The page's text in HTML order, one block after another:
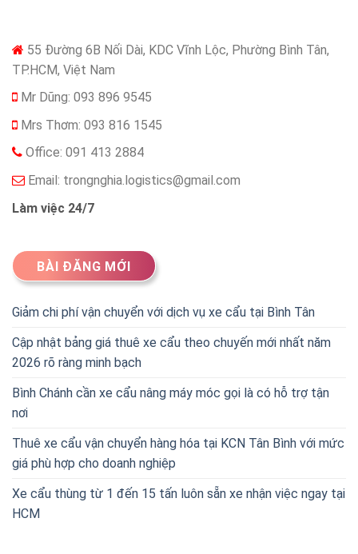
55 Đường 6B Nối Dài, KDC Vĩnh Lộc, Phường Bình Tân,
TP.HCM, Việt Nam
Mr Dũng: 093 896 9545
Mrs Thơm: 093 816 1545
Office: 091 413 2884
Email: trongnghia.logistics@gmail.com
Làm việc 24/7
BÀI ĐĂNG MỚI
Giảm chi phí vận chuyển với dịch vụ xe cẩu tại Bình Tân
Cập nhật bảng giá thuê xe cẩu theo chuyến mới nhất năm
2026 rõ ràng minh bạch
Bình Chánh cần xe cẩu nâng máy móc gọi là có hỗ trợ tận
nơi
Thuê xe cẩu vận chuyển hàng hóa tại KCN Tân Bình với mức
giá phù hợp cho doanh nghiệp
Xe cẩu thùng từ 1 đến 15 tấn luôn sẵn xe nhận việc ngay tại
HCM